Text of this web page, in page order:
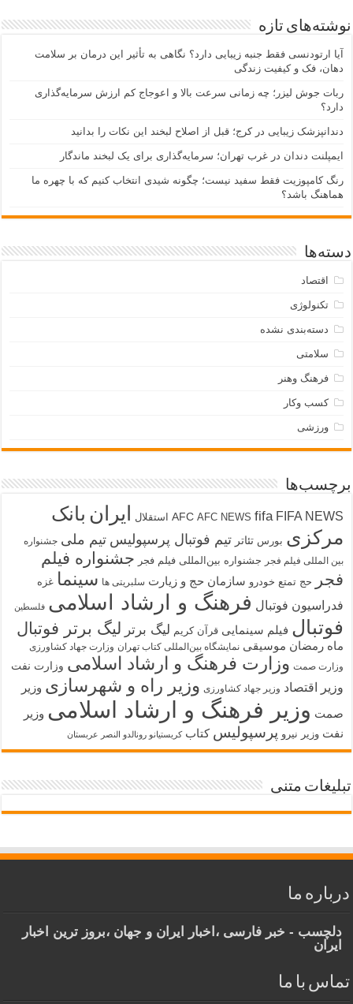
نوشته‌های تازه
آیا ارتودنسی فقط جنبه زیبایی دارد؟ نگاهی به تأثیر این درمان بر سلامت
دهان، فک و کیفیت زندگی
ربات جوش لیزر؛ چه زمانی سرعت بالا و اعوجاج کم ارزش سرمایه‌گذاری
دارد؟
دندانپزشک زیبایی در کرج؛ قبل از اصلاح لبخند این نکات را بدانید
ایمپلنت دندان در غرب تهران؛ سرمایه‌گذاری برای یک لبخند ماندگار
رنگ کامپوزیت فقط سفید نیست؛ چگونه شیدی انتخاب کنیم که با چهره ما
هماهنگ باشد؟
دسته‌ها
اقتصاد
تکنولوژی
دسته‌بندی نشده
سلامتی
فرهنگ وهنر
کسب وکار
ورزشی
برچسب‌ها
AFC AFC NEWS fifa FIFA NEWS استقلال ایران بانک
مرکزی بورس تئاتر تیم فوتبال پرسپولیس تیم ملی جشنواره
بین المللی فیلم فجر جشنواره بین‌المللی فیلم فجر جشنواره فیلم
فجر
حج تمتع خودرو سازمان حج و زیارت سلبریتی ها سینما غزه
فدراسیون فوتبال فرهنگ و ارشاد اسلامی فلسطین
فوتبال فیلم سینمایی قرآن کریم لیگ برتر لیگ برتر فوتبال
ماه رمضان موسیقی نمایشگاه بین‌المللی کتاب تهران وزارت جهاد کشاورزی
وزارت صمت وزارت فرهنگ و ارشاد اسلامی وزارت نفت
وزیر اقتصاد وزیر جهاد کشاورزی وزیر راه و شهرسازی وزیر
صمت وزیر فرهنگ و ارشاد اسلامی وزیر
نفت وزیر نیرو پرسپولیس کتاب کریستیانو رونالدو النصر عربستان
تبلیغات متنی
درباره ما
دلچسب - خبر فارسی ،اخبار ایران و جهان ،بروز ترین اخبار
ایران
تماس با ما